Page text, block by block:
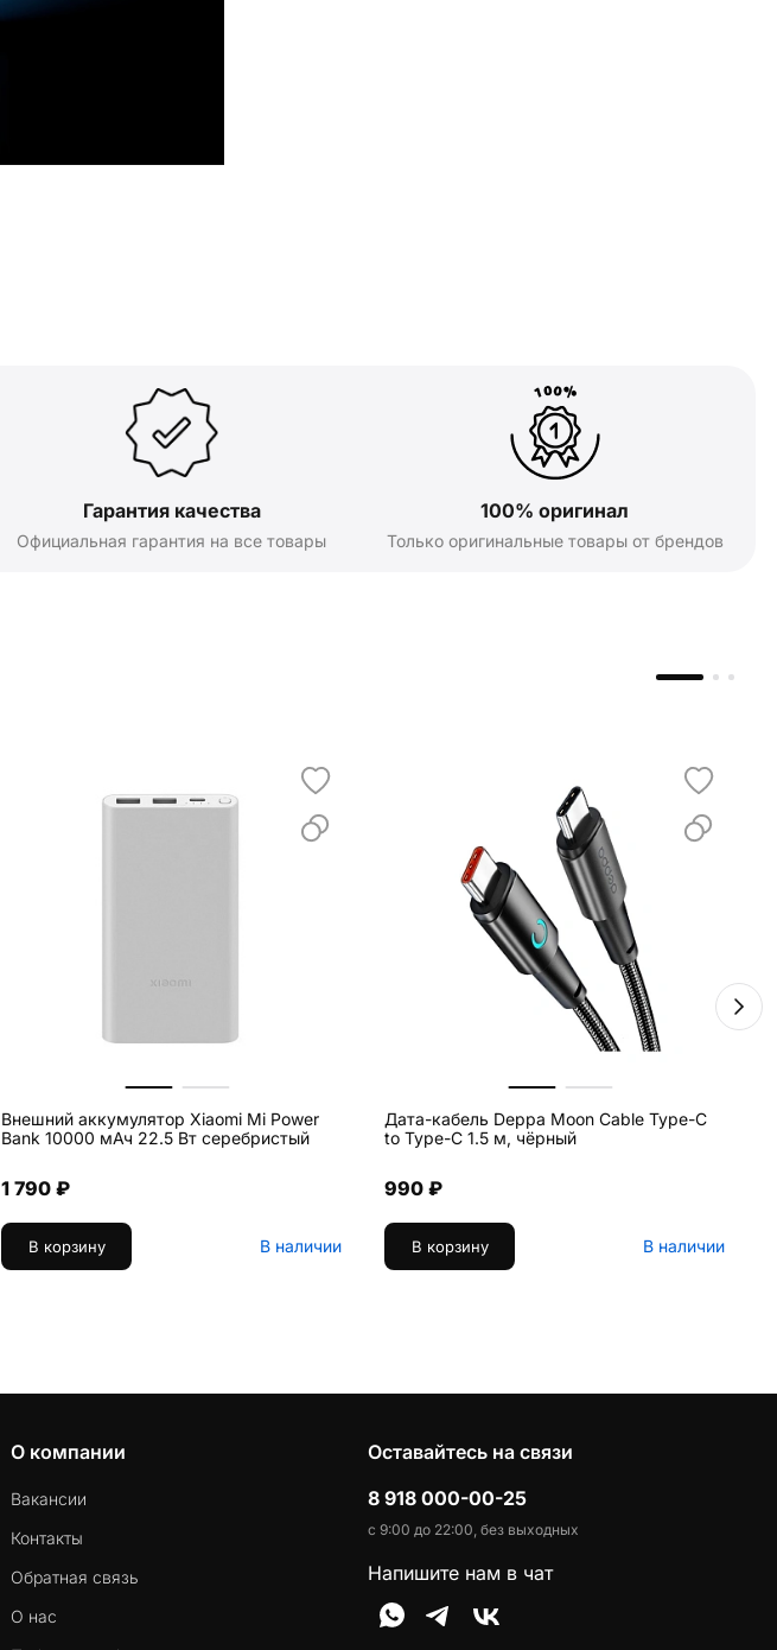
Гарантия качества
Официальная гарантия на все товары
100% оригинал
Только оригинальные товары от брендов
Внешний аккумулятор Xiaomi Mi Power
Bank 10000 мАч 22.5 Вт серебристый
1 790 ₽
В корзину В наличии
Дата-кабель Deppa Moon Cable Type-C
to Type-C 1.5 м, чёрный
990 ₽
В корзину В наличии
О компании
Вакансии
Контакты
Обратная связь
О нас
Оставайтесь на связи
8 918 000-00-25
с 9:00 до 22:00, без выходных
Напишите нам в чат